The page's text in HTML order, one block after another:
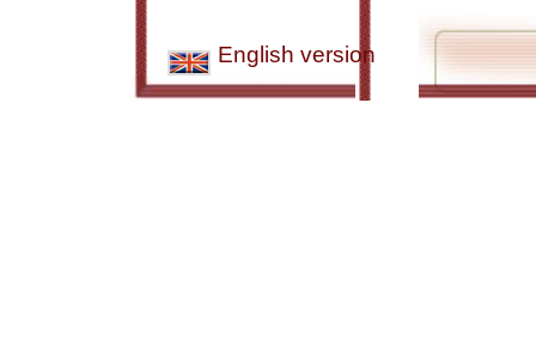
English version